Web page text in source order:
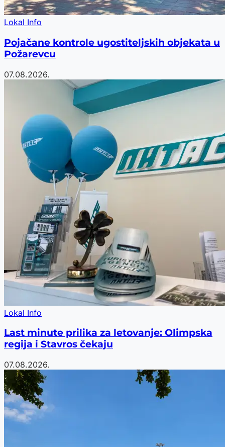
Lokal Info
Pojačane kontrole ugostiteljskih objekata u
Požarevcu
07.08.2026.
Lokal Info
Last minute prilika za letovanje: Olimpska
regija i Stavros čekaju
07.08.2026.